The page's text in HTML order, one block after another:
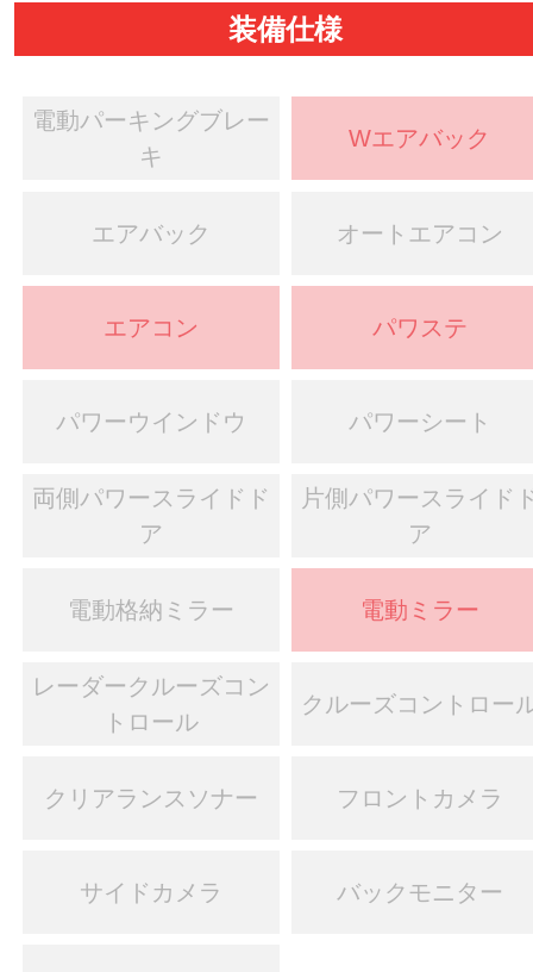
装備仕様
電動パーキングブレー
キ
Wエアバック
エアバック オートエアコン
エアコン パワステ
パワーウインドウ パワーシート
両側パワースライドド
ア
片側パワースライド
ア
電動格納ミラー 電動ミラー
レーダークルーズコン
トロール
クルーズコントロー
クリアランスソナー フロントカメラ
サイドカメラ バックモニター